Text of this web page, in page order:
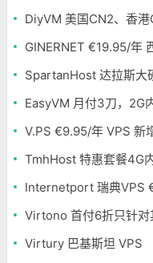
GINERNET €19.95/年
SpartanHost 达拉斯大
EasyVM 月付3刀，2G
V.PS €9.95/年 VPS 新
TmhHost 特惠套餐4G
Internetport 瑞典VPS
Virtono 首付6折只针对
Virtury 巴基斯坦 VPS